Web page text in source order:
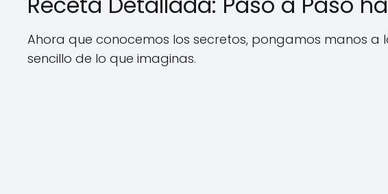
Ahora que conocemos los secretos, pongamos manos a
sencillo de lo que imaginas.